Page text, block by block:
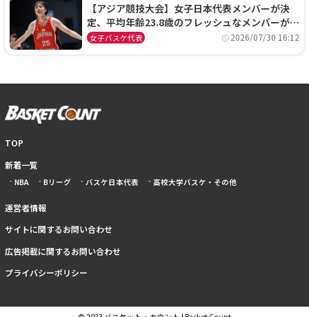
【アジア競技大会】女子日本代表メンバーが決
定、平均年齢23.8歳のフレッシュなメンバーが日
本開催の大舞台で頂点を狙う
女子バスケ代表 2026/07/30 16:12
TOP
新着一覧
NBA Bリーグ バスケ日本代表 高校大学バスケ・その他
運営者情報
サイトに関するお問い合わせ
広告掲載に関するお問い合わせ
プライバシーポリシー